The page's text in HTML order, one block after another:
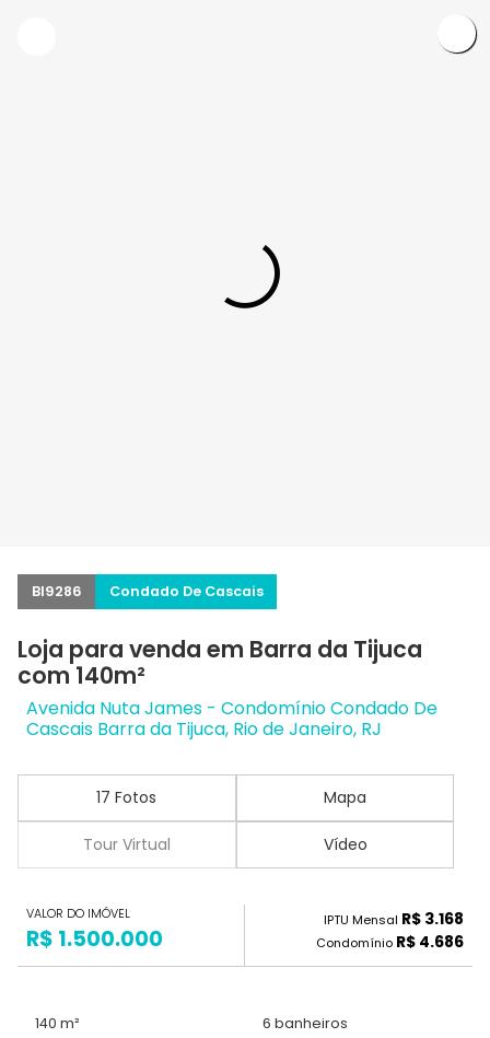
BI9286 Condado De Cascais
Loja para venda em Barra da Tijuca
com 140m²
Avenida Nuta James - Condomínio Condado De
Cascais Barra da Tijuca, Rio de Janeiro, RJ
17 Fotos Mapa
Tour Virtual Vídeo
VALOR DO IMÓVEL
R$ 1.500.000
IPTU Mensal R$ 3.168
Condomínio R$ 4.686
140 m² 6 banheiros